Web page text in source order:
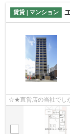
賃貸 | マンション
☆★直営店の当社でし